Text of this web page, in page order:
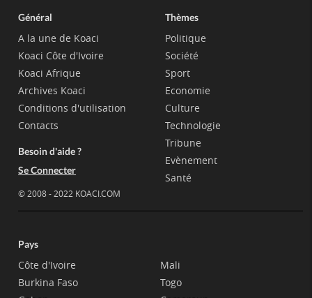
Général
A la une de Koaci
Koaci Côte d'Ivoire
Koaci Afrique
Archives Koaci
Conditions d'utilisation
Contacts
Besoin d'aide ?
Se Connecter
© 2008 - 2022 KOACI.COM
Thèmes
Politique
Société
Sport
Economie
Culture
Technologie
Tribune
Evènement
Santé
Pays
Côte d'Ivoire
Burkina Faso
Mali
Togo